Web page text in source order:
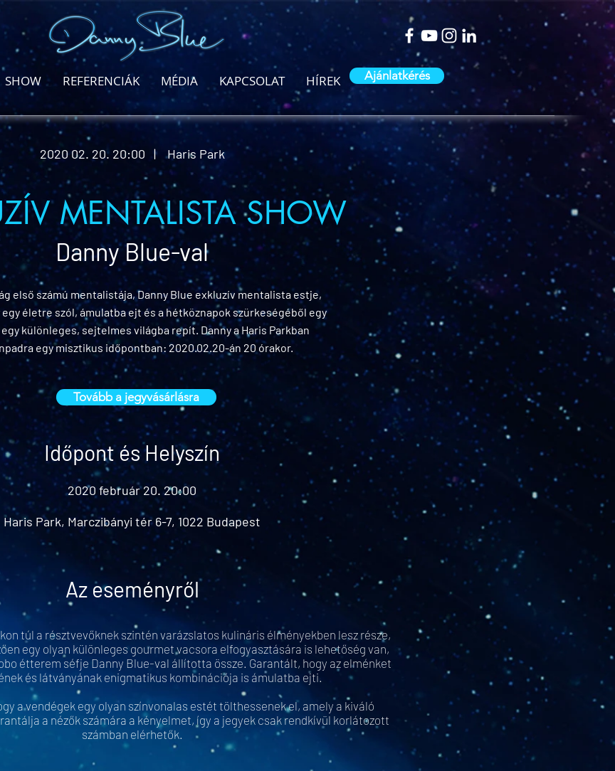
SHOW REFERENCIÁK MÉDIA KAPCSOLAT HÍREK Ajánlatkérés
2020 02. 20. 20:00 | Haris Park
MENTALISTA SHOW
Danny Blue-val
első számú mentalistája, Danny Blue exkluzív mentalista estje,
egy életre szól, ámulatba ejt és a hétköznapok szürkeségéből egy
különleges, sejtelmes világba repít. Danny a Haris Parkban
egy misztikus időpontban: 2020.02.20-án 20 órakor.
Időpont és Helyszín
2020 február 20. 20:00
Haris Park, Marczibányi tér 6-7, 1022 Budapest
Az eseményről
túl a résztvevőknek szintén varázslatos kulináris élményekben lesz része,
egy olyan különleges gourmet vacsora elfogyasztására is lehetőség van,
étterem séfje Danny Blue-val állította össze. Garantált, hogy az elménket
és látványának enigmatikus kombinációja is ámulatba ejti.
a vendégek egy olyan színvonalas estét tölthessenek el, amely a kiváló
a nézők számára a kényelmet, így a jegyek csak rendkívül korlátozott
számban elérhetők.
Tovább a jegyvásárlásra